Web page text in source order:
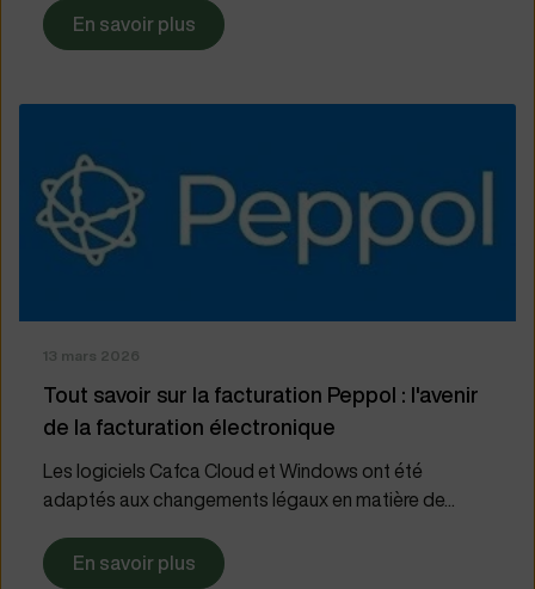
En savoir plus
13 mars 2026
Tout savoir sur la facturation Peppol : l'avenir
de la facturation électronique
Les logiciels Cafca Cloud et Windows ont été
adaptés aux changements légaux en matière de...
En savoir plus